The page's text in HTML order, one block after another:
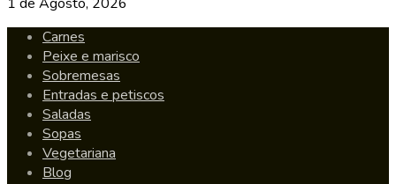
Carnes
Peixe e marisco
Sobremesas
Entradas e petiscos
Saladas
Sopas
Vegetariana
Blog